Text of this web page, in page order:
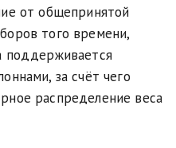
от общепринятой
того времени,
поддерживается
за счёт чего
распределение веса